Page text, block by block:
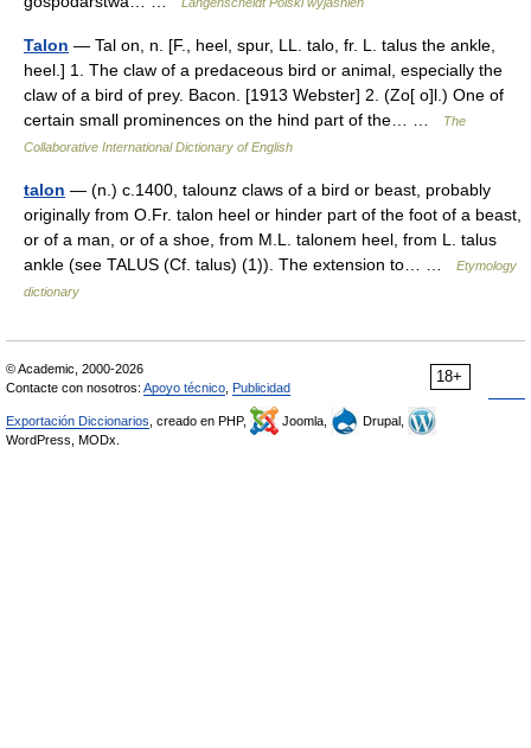
Talon — Tal on, n. [F., heel, spur, LL. talo, fr. L. talus the ankle,
heel.] 1. The claw of a predaceous bird or animal, especially the
claw of a bird of prey. Bacon. [1913 Webster] 2. (Zo[ o]l.) One of
certain small prominences on the hind part of the… …
The
Collaborative International Dictionary of English
talon — (n.) c.1400, talounz claws of a bird or beast, probably
originally from O.Fr. talon heel or hinder part of the foot of a beast,
or of a man, or of a shoe, from M.L. talonem heel, from L. talus
ankle (see TALUS (Cf. talus) (1)). The extension to… …
Etymology
dictionary
18+
© Academic, 2000-2026
Contacte con nosotros: Apoyo técnico Publicidad
Exportación Diccionarios , creado en PHP, Joomla,
Drupal,
WordPress, MODx.